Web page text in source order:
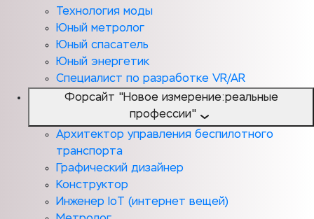
Технология моды
Юный метролог
Юный спасатель
Юный энергетик
Специалист по разработке VR/AR
Форсайт "Новое измерение:реальные
профессии"
Архитектор управления беспилотного
транспорта
Графический дизайнер
Конструктор
Инженер IoT (интернет вещей)